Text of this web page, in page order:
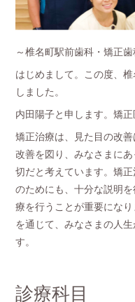
～椎名町駅前歯科・矯正歯
はじめまして。この度、
しました。
内田陽子と申します。矯正
矯正治療は、見た目の改
改善を図り、みなさまに
切だと考えています。矯
のためにも、十分な説明
療を行うことが重要にな
を通じて、みなさまの人
す。
診療科目